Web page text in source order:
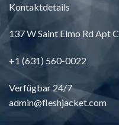
Kontaktdetails
137W Saint Elmo Rd Apt
+1 (631) 560-0022
Verfügbar 24/7
admin@fleshjacket.com